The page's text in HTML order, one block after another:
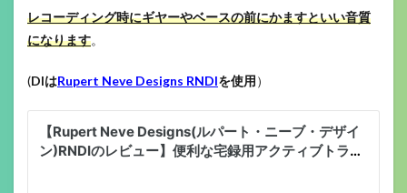
レコーディング時にギヤーやベースの前にかますといい音質
になります。
(DIはRupert Neve Designs RNDIを使用）